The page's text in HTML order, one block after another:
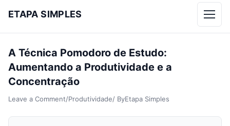
ETAPA SIMPLES Menu
A Técnica Pomodoro de Estudo:
Aumentando a Produtividade e a
Concentração
Leave a Comment/Produtividade/ ByEtapa Simples